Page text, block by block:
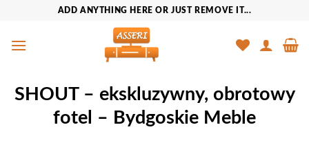
zawartości
ADD ANYTHING HERE OR JUST REMOVE IT...
SHOUT – ekskluzywny, obrotowy
fotel – Bydgoskie Meble